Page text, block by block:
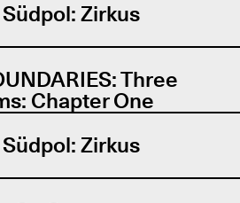
Zirkus
Three
Chapter One
Zirkus